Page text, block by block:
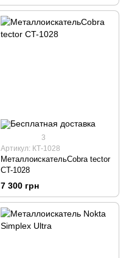
3
Артикул: КТ-1028
МеталлоискательCobra tector
CT-1028
7 300 грн